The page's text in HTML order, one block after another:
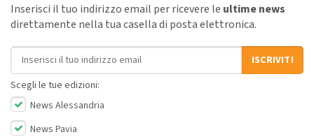
Inserisci il tuo indirizzo email per ricevere le ultime news
direttamente nella tua casella di posta elettronica.
Indirizzo email
ISCRIVITI
Scegli le tue edizioni:
News Alessandria
News Pavia